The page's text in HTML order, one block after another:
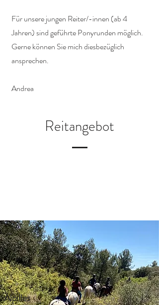
Für unsere jungen Reiter/-innen (ab 4
Jahren) sind geführte Ponyrunden möglich.
Gerne können Sie mich diesbezüglich
ansprechen.
Andrea
Reitangebot
Alpilles